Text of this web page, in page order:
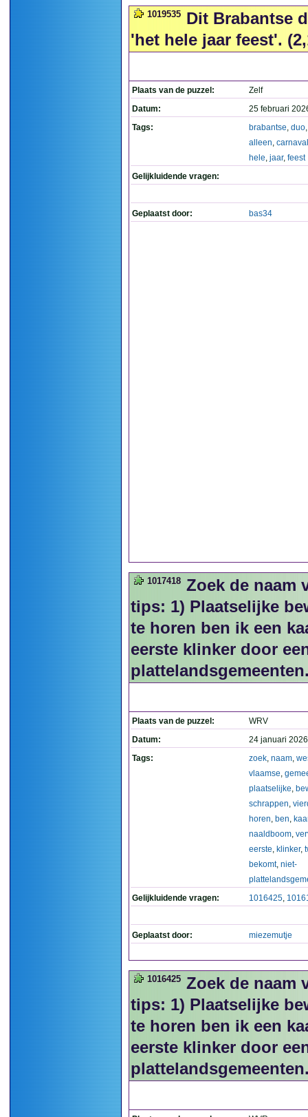
1019535 Dit Brabantse
'het hele jaar feest'.
Plaats van de puzzel:
Zelf
Datum:
25 februari
Tags:
brabantse, duo
alleen, carnaval
hele, jaar, feest
Gelijkluidende vragen:
Geplaatst door: bas34
1017418 Zoek de naam
tips: 1) Plaatselijke
te horen ben ik een
eerste klinker door
Plaats van de puzzel:
WRV
Datum:
24 januari
Tags:
zoek, naam,
vlaamse,
plaatselijke,
schrappen,
horen, ben,
naaldboom,
eerste, klinker,
bekomt, niet-
Gelijkluidende vragen:
1016425,
Geplaatst door: miezemutje
1016425 Zoek de naam
tips: 1) Plaatselijke
te horen ben ik een
eerste klinker door